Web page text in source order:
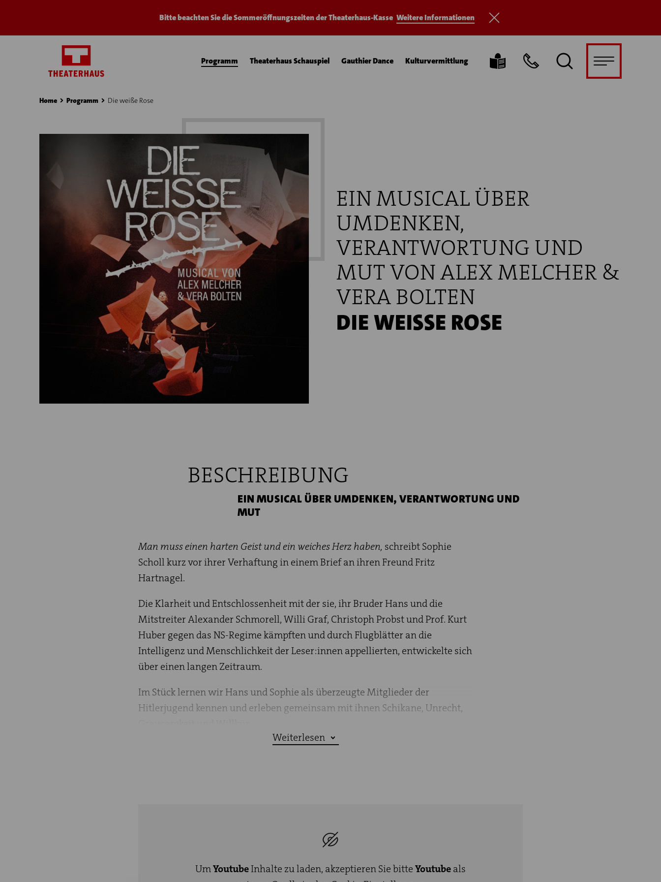
Bitte beachten Sie die Sommeröffnungszeiten der Theaterhaus-Kasse Weitere Informationen
Programm Theaterhaus Schauspiel Gauthier Dance Kulturvermittlung
Home
› Programm
› Die weiße Rose
›
EIN MUSICAL ÜBER
UMDENKEN,
VERANTWORTUNG UND
MUT VON ALEX MELCHER &
VERA BOLTEN
DIE WEISSE ROSE
BESCHREIBUNG
EIN MUSICAL ÜBER UMDENKEN, VERANTWORTUNG UND
MUT
Man muss einen harten Geist und ein weiches Herz haben, schreibt Sophie
Scholl kurz vor ihrer Verhaftung in einem Brief an ihren Freund Fritz
Hartnagel.
Die Klarheit und Entschlossenheit mit der sie, ihr Bruder Hans und die
Mitstreiter Alexander Schmorell, Willi Graf, Christoph Probst und Prof. Kurt
Huber gegen das NS-Regime kämpften und durch Flugblätter an die
Intelligenz und Menschlichkeit der Leser:innen appellierten, entwickelte sich
über einen langen Zeitraum.
Im Stück lernen wir Hans und Sophie als überzeugte Mitglieder der
Hitlerjugend kennen und erleben gemeinsam mit ihnen Schikane, Unrecht,
Wir verstehen sowohl ihre anfängliche Begeisterung als auch ihren Zweifel
eigenen Lebenswegs in einer dunklen Zeit unserer Geschichte.
Heute, wo sich immer mehr Menschen dazu entscheiden, mit einfachen
Parolen den Problemen unserer Welt zu begegnen, statt sie wirklich lösen zu
Weiterlesen
UmYoutubeInhalte zu laden, akzeptieren Sie bitteYoutubeals